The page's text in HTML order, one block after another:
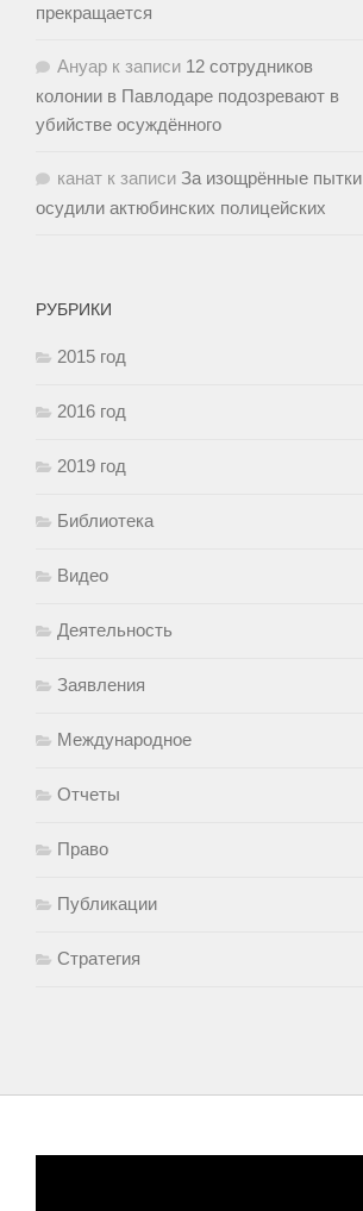
прекращается
Ануар к записи 12 сотрудников
колонии в Павлодаре подозревают в
убийстве осуждённого
канат к записи За изощрённые пытки
осудили актюбинских полицейских
РУБРИКИ
2015 год
2016 год
2019 год
Библиотека
Видео
Деятельность
Заявления
Международное
Отчеты
Право
Публикации
Стратегия